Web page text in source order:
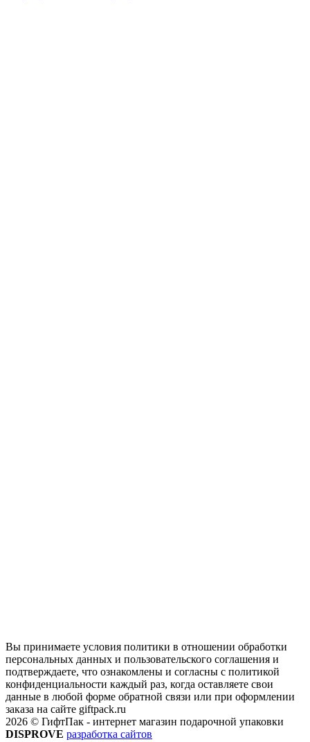
Вы принимаете условия политики в отношении обработки
персональных данных и пользовательского соглашения и
подтверждаете, что ознакомлены и согласны с политикой
конфиденциальности каждый раз, когда оставляете свои
данные в любой форме обратной связи или при оформлении
заказа на сайте giftpack.ru
2026 © ГифтПак - интернет магазин подарочной упаковки
DISPROVE разработка сайтов